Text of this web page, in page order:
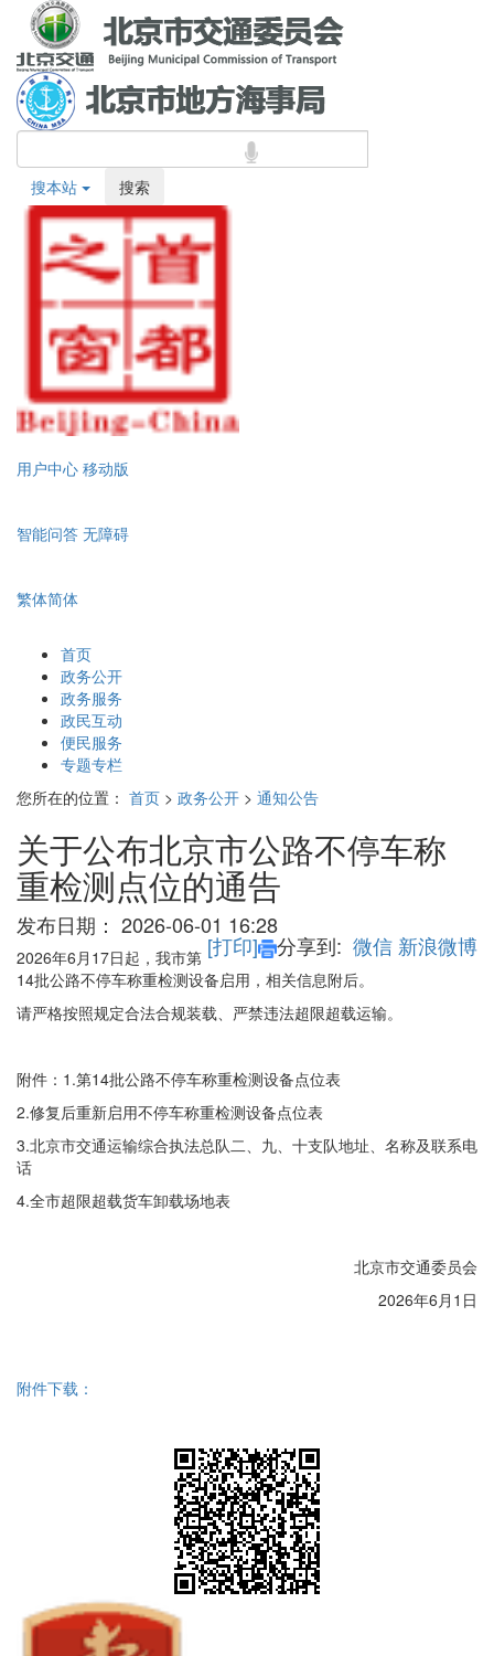
搜本站 搜索
用户中心 移动版
智能问答 无障碍
繁体简体
首页
政务公开
政务服务
政民互动
便民服务
专题专栏
您所在的位置： 首页 > 政务公开 > 通知公告
关于公布北京市公路不停车称
重检测点位的通告
发布日期： 2026-06-01 16:28
[打印] 分享到: 微信 新浪微博
2026年6月17日起，我市第
14批公路不停车称重检测设备启用，相关信息附后。
请严格按照规定合法合规装载、严禁违法超限超载运输。
附件：1.第14批公路不停车称重检测设备点位表
2.修复后重新启用不停车称重检测设备点位表
3.北京市交通运输综合执法总队二、九、十支队地址、名称及联系电
话
4.全市超限超载货车卸载场地表
北京市交通委员会
2026年6月1日
附件下载：